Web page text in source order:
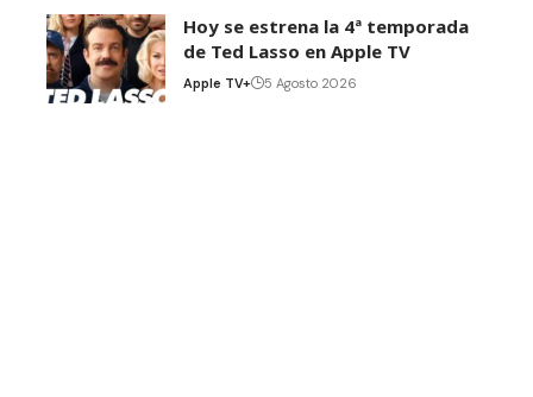
Hoy se estrena la 4ª temporada
de Ted Lasso en Apple TV
Apple TV+ 5 Agosto 2026